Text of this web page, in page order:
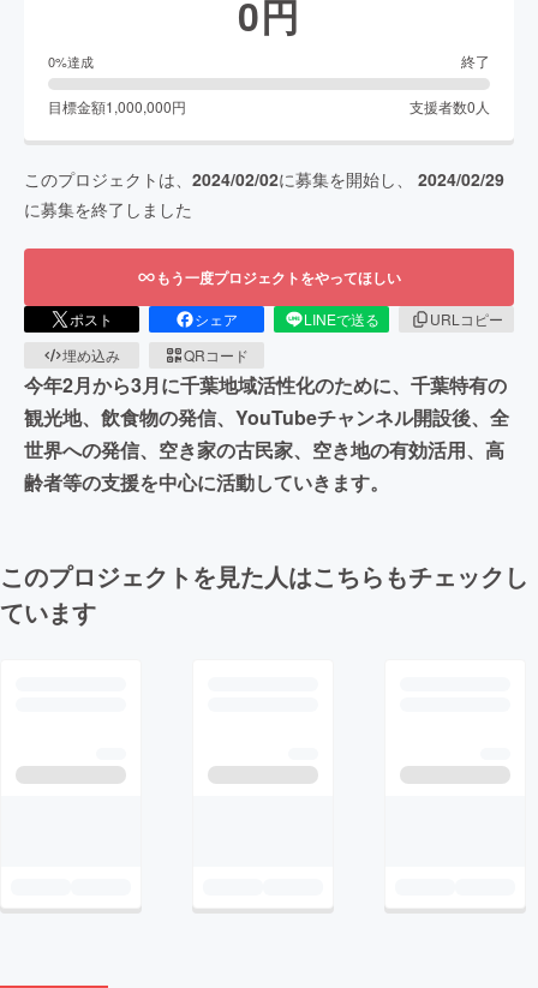
0円
0%達成 終了
目標金額1,000,000円 支援者数0人
このプロジェクトは、 2024/02/02に募集を開始し、 2024/02/29
に募集を終了しました
もう一度プロジェクトをやってほしい
ポスト シェア LINEで送る
URLコピー
埋め込み
QRコード
今年2月から3月に千葉地域活性化のために、千葉特有の
観光地、飲食物の発信、YouTubeチャンネル開設後、全
世界への発信、空き家の古民家、空き地の有効活用、高
齢者等の支援を中心に活動していきます。
このプロジェクトを見た人はこちらもチェックし
ています